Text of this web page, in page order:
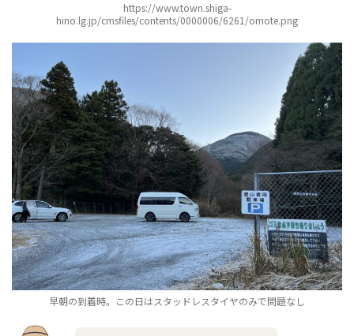
https://www.town.shiga-
hino.lg.jp/cmsfiles/contents/0000006/6261/omote.png
早朝の到着時。この日はスタッドレスタイヤのみで問題なし